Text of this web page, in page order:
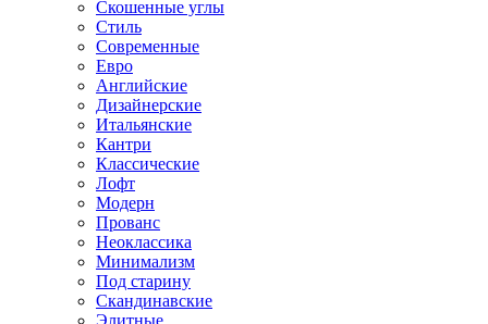
Скошенные углы
Стиль
Современные
Евро
Английские
Дизайнерские
Итальянские
Кантри
Классические
Лофт
Модерн
Прованс
Неоклассика
Минимализм
Под старину
Скандинавские
Элитные